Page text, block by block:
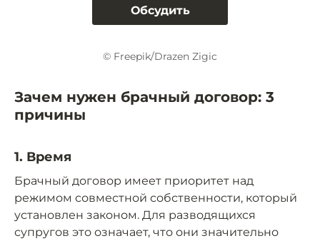
Обсудить
© Freepik/Drazen Zigic
Зачем нужен брачный договор: 3
причины
1. Время
Брачный договор имеет приоритет над
режимом совместной собственности, который
установлен законом. Для разводящихся
супругов это означает, что они значительно